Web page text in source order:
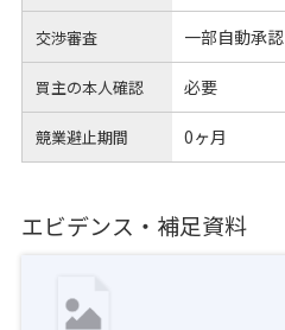
交渉審査 一部自動承認
買主の本人確認 必要
競業避止期間 0ヶ月
エビデンス・補足資料